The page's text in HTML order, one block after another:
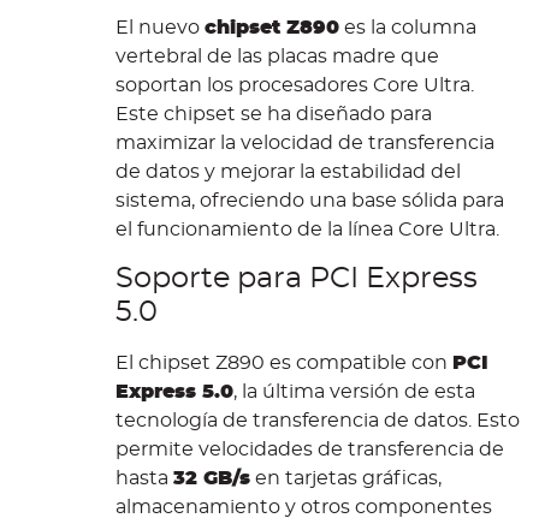
El nuevo chipset Z890 es la columna
vertebral de las placas madre que
soportan los procesadores Core Ultra.
Este chipset se ha diseñado para
maximizar la velocidad de transferencia
de datos y mejorar la estabilidad del
sistema, ofreciendo una base sólida para
el funcionamiento de la línea Core Ultra.
Soporte para PCI Express
5.0
El chipset Z890 es compatible con PCI
Express 5.0, la última versión de esta
tecnología de transferencia de datos. Esto
permite velocidades de transferencia de
hasta 32 GB/s en tarjetas gráficas,
almacenamiento y otros componentes